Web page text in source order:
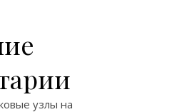
узлы на